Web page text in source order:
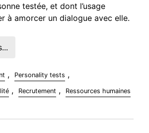
testée, et dont l’usage
à amorcer un dialogue avec elle.
, Personality tests ,
, Recrutement , Ressources humaines